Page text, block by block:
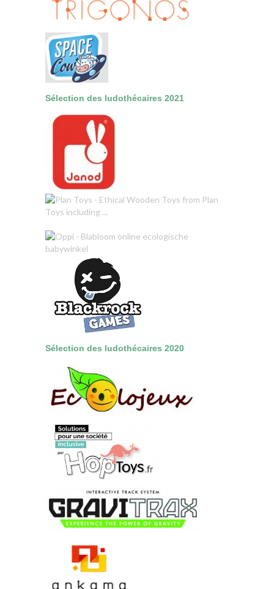
Sélection des ludothécaires 2021
Sélection des ludothécaires 2020